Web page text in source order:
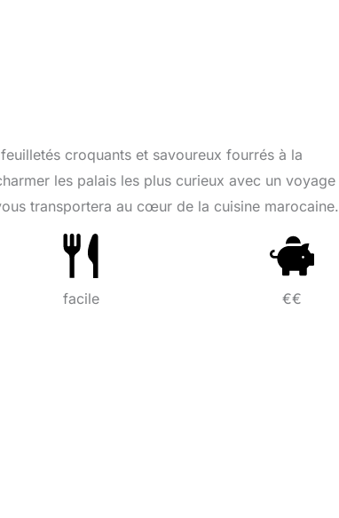
croquants et savoureux fourrés à la
les palais les plus curieux avec un voyage
transportera au cœur de la cuisine marocaine.
facile €€